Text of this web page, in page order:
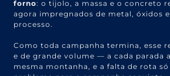
forno: o tijolo, a massa e o concreto
agora impregnados de metal, óxidos
processo.
Como toda campanha termina, esse
e de grande volume — a cada parada
mesma montanha, e a falta de rota